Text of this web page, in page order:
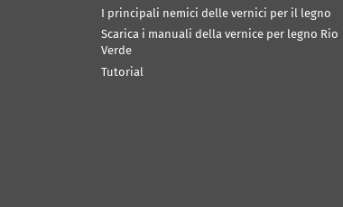
I principali nemici delle vernici per il legno
Scarica i manuali della vernice per legno Rio
Verde
Tutorial